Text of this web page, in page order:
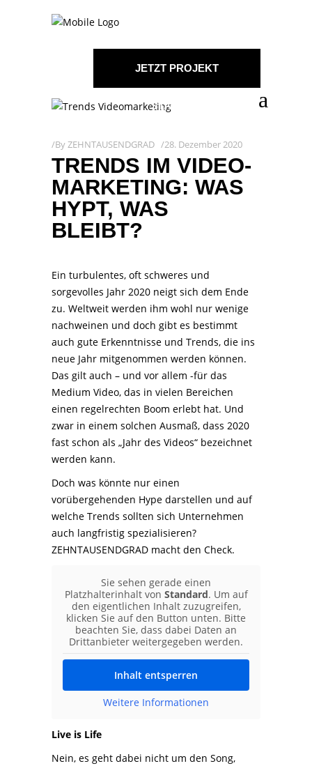
JETZT PROJEKT
STARTEN!
ByZEHNTAUSENDGRAD 28. Dezember 2020
TRENDS IM VIDEO-
MARKETING: WAS
HYPT, WAS
BLEIBT?
Ein turbulentes, oft schweres und
sorgevolles Jahr 2020 neigt sich dem Ende
zu. Weltweit werden ihm wohl nur wenige
nachweinen und doch gibt es bestimmt
auch gute Erkenntnisse und Trends, die ins
neue Jahr mitgenommen werden können.
Das gilt auch – und vor allem -für das
Medium Video, das in vielen Bereichen
einen regelrechten Boom erlebt hat. Und
zwar in einem solchen Ausmaß, dass 2020
fast schon als „Jahr des Videos“ bezeichnet
werden kann.
Doch was könnte nur einen
vorübergehenden Hype darstellen und auf
welche Trends sollten sich Unternehmen
auch langfristig spezialisieren?
ZEHNTAUSENDGRAD macht den Check.
Sie sehen gerade einen
Platzhalterinhalt von Standard. Um auf
den eigentlichen Inhalt zuzugreifen,
klicken Sie auf den Button unten. Bitte
beachten Sie, dass dabei Daten an
Drittanbieter weitergegeben werden.
Inhalt entsperren
Weitere Informationen
Live is Life
Nein, es geht dabei nicht um den Song,